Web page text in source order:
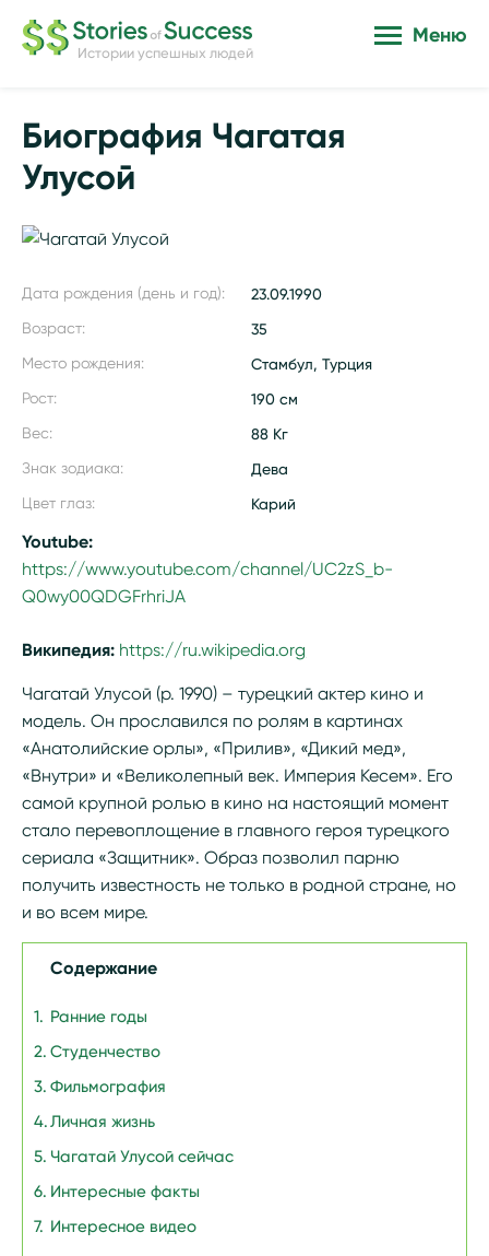
Истории успешных людей
Меню
Биография Чагатая
Улусой
Дата рождения (день и год): 23.09.1990
Возраст: 35
Место рождения: Стамбул, Турция
Рост: 190 см
Вес: 88 Кг
Знак зодиака: Дева
Цвет глаз: Карий
Youtube:
https://www.youtube.com/channel/UC2zS_b-
Q0wy00QDGFrhriJA
Википедия: https://ru.wikipedia.org/wiki/Чагатай_Улусой
Чагатай Улусой (р. 1990) – турецкий актер кино и
модель. Он прославился по ролям в картинах
«Анатолийские орлы», «Прилив», «Дикий мед»,
«Внутри» и «Великолепный век. Империя Кесем». Его
самой крупной ролью в кино на настоящий момент
стало перевоплощение в главного героя турецкого
сериала «Защитник». Образ позволил парню
получить известность не только в родной стране, но
и во всем мире.
Содержание
Ранние годы
Студенчество
Фильмография
Личная жизнь
Чагатай Улусой сейчас
Интересные факты
Интересное видео